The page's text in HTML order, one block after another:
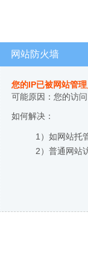
网站防火墙
您的IP已被网站管
可能原因：您的访
如何解决：
1）如网站托
2）普通网站